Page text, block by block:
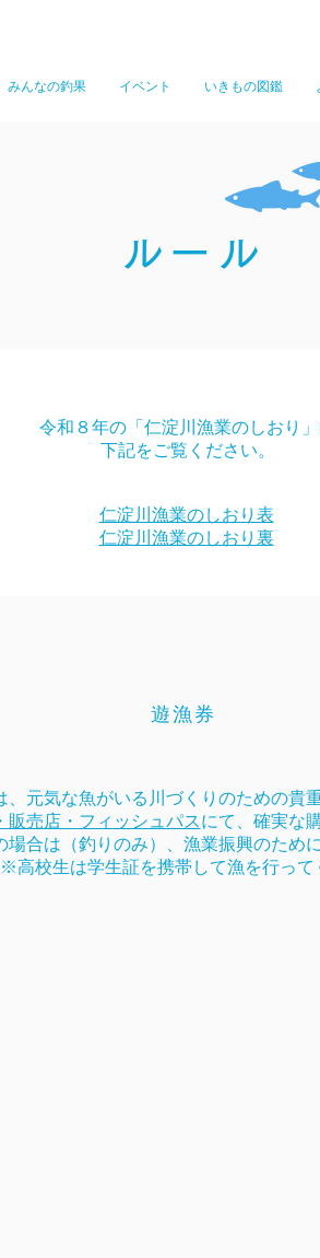
みんなの釣果 イベント いきもの図鑑
ルール
令和８年の「仁淀川漁業のしおり
下記をご覧ください。
仁淀川漁業のしおり表
仁淀川漁業のしおり裏
遊漁券
、元気な魚がいる川づくりのための貴
販売店・フィッシュパスにて、 確実な
合は（釣りのみ）、漁業振興のため
※高校生は学生証を携帯して漁を行って